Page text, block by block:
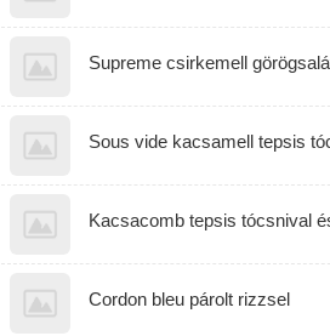
Supreme csirkemell
Sous vide kacsamell tepsis
Kacsacomb tepsis tócsnival
Cordon bleu párolt rizzsel